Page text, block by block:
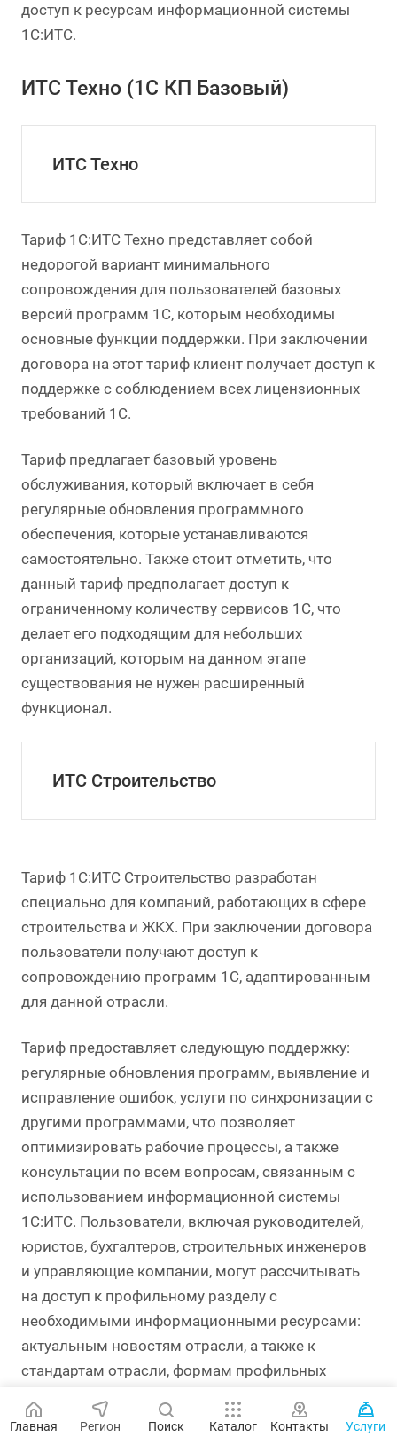
доступ к ресурсам информационной системы
1С:ИТС.
ИТС Техно (1С КП Базовый)
ИТС Техно
Тариф 1С:ИТС Техно представляет собой
недорогой вариант минимального
сопровождения для пользователей базовых
версий программ 1С, которым необходимы
основные функции поддержки. При заключении
договора на этот тариф клиент получает доступ к
поддержке с соблюдением всех лицензионных
требований 1С.
Тариф предлагает базовый уровень
обслуживания, который включает в себя
регулярные обновления программного
обеспечения, которые устанавливаются
самостоятельно. Также стоит отметить, что
данный тариф предполагает доступ к
ограниченному количеству сервисов 1С, что
делает его подходящим для небольших
организаций, которым на данном этапе
существования не нужен расширенный
функционал.
ИТС Строительство
Тариф 1С:ИТС Строительство разработан
специально для компаний, работающих в сфере
строительства и ЖКХ. При заключении договора
пользователи получают доступ к
сопровождению программ 1С, адаптированным
для данной отрасли.
Тариф предоставляет следующую поддержку:
регулярные обновления программ, выявление и
исправление ошибок, услуги по синхронизации с
другими программами, что позволяет
оптимизировать рабочие процессы, а также
консультации по всем вопросам, связанным с
использованием информационной системы
1С:ИТС. Пользователи, включая руководителей,
юристов, бухгалтеров, строительных инженеров
и управляющие компании, могут рассчитывать
на доступ к профильному разделу с
необходимыми информационными ресурсами:
актуальным новостям отрасли, а также к
стандартам отрасли, формам профильных
правовой документальной базе.
Главная Регион Поиск Каталог Контакты Услуги